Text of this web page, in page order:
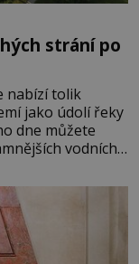
strání po
nabízí tolik
jako údolí řeky
dne můžete
vodních
památek ve